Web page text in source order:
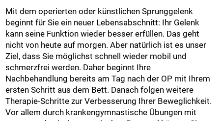
Mit dem operierten oder künstlichen Sprunggelenk
beginnt für Sie ein neuer Lebensabschnitt: Ihr Gelenk
kann seine Funktion wieder besser erfüllen. Das geht
nicht von heute auf morgen. Aber natürlich ist es unser
Ziel, dass Sie möglichst schnell wieder mobil und
schmerzfrei werden. Daher beginnt Ihre
Nachbehandlung bereits am Tag nach der OP mit Ihrem
ersten Schritt aus dem Bett. Danach folgen weitere
Therapie-Schritte zur Verbesserung Ihrer Beweglichkeit.
Vor allem durch krankengymnastische Übungen mit